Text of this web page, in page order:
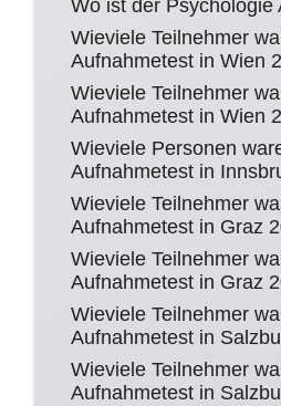
Wo ist der Psychologie
Wieviele Teilnehmer
Aufnahmetest in Wien
Wieviele Teilnehmer
Aufnahmetest in Wien
Wieviele Personen
Aufnahmetest in
Wieviele Teilnehmer
Aufnahmetest in Graz
Wieviele Teilnehmer
Aufnahmetest in Graz
Wieviele Teilnehmer
Aufnahmetest in
Wieviele Teilnehmer
Aufnahmetest in